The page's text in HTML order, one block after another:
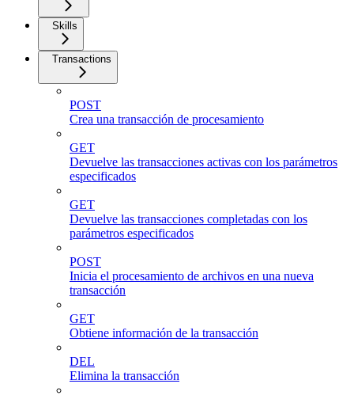
Skills
Transactions
POST
Crea una transacción de procesamiento
GET
Devuelve las transacciones activas con los parámetros
especificados
GET
Devuelve las transacciones completadas con los
parámetros especificados
POST
Inicia el procesamiento de archivos en una nueva
transacción
GET
Obtiene información de la transacción
DEL
Elimina la transacción